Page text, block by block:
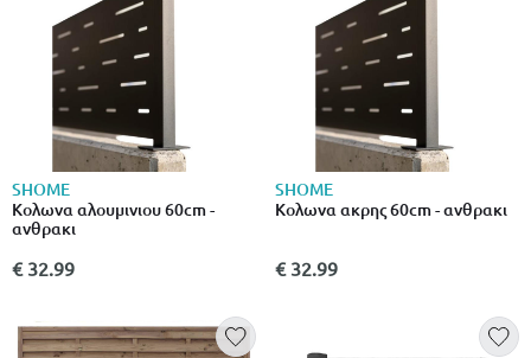
SHOME
Κολωνα αλουμινιου 60cm -
ανθρακι
€ 32.99
SHOME
Κολωνα ακρης 60cm - ανθρακι
€ 32.99